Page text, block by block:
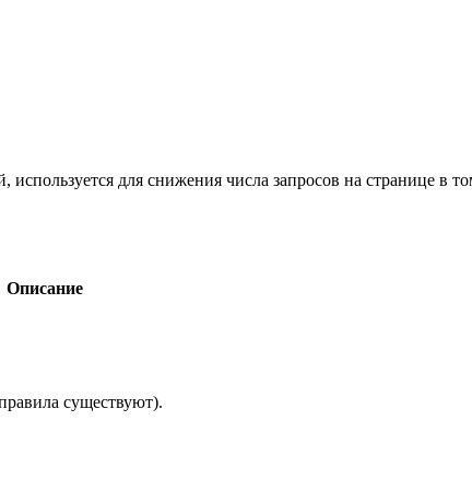
для снижения числа запросов на странице в
Описание
существуют).